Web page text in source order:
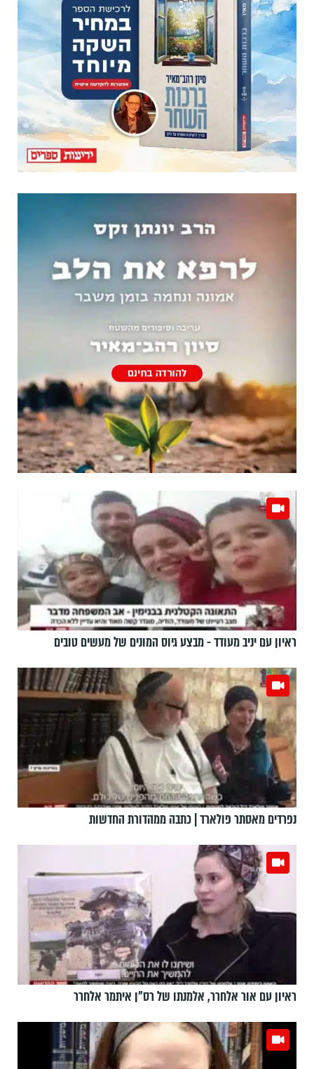
ראיון עם יניב מעודד - מבצע גיוס המונים של מעשים טובים
נפרדים מאסתר פולארד | כתבה ממהדורת החדשות
ראיון עם אור אלחרר, אלמנתו של רס"ן איתמר אלחרר